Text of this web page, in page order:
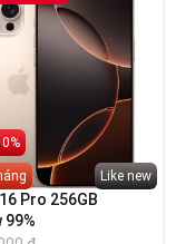
Like new
Pro 256GB
99%